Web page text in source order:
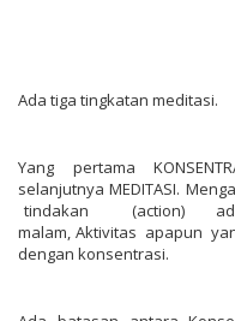
Ada tiga tingkatan meditasi.
Yang pertama
selanjutnya MEDITASI.
tindakan (action) adalah
malam, Aktivitas apapun
dengan konsentrasi.